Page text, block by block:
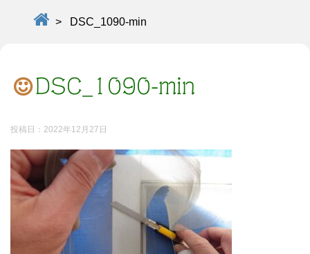
> DSC_1090-min
DSC_1090-min
投稿日： 2022年12月27日